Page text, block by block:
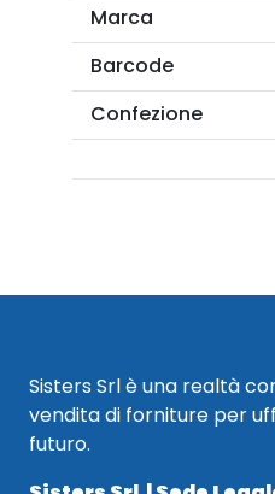
Marca
Barcode
Confezione
Sisters Srl è una realtà
vendita di forniture per
futuro.